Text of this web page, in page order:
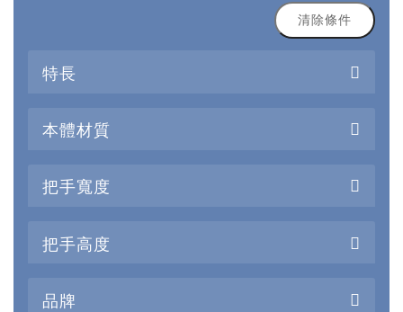
清除條件
特長
本體材質
把手寬度
把手高度
品牌